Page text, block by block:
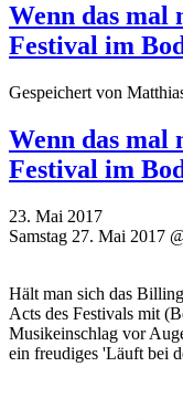
Wenn das
Festival im
Gespeichert von
Wenn das
Festival im
23. Mai 2017
Samstag 27. Mai 2017
Hält man sich das
Acts des Festivals mit
Musikeinschlag vor
ein freudiges 'Läuft bei